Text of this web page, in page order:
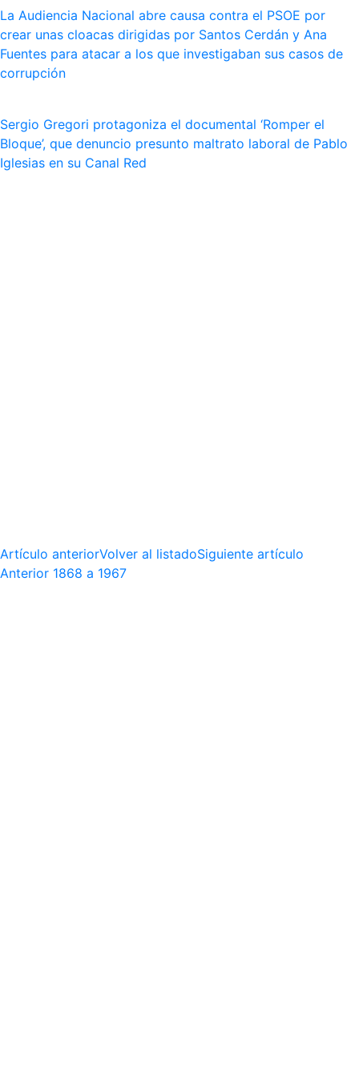
La Audiencia Nacional abre causa contra el PSOE por
crear unas cloacas dirigidas por Santos Cerdán y Ana
Fuentes para atacar a los que investigaban sus casos de
corrupción
Sergio Gregori protagoniza el documental ‘Romper el
Bloque’, que denuncio presunto maltrato laboral de Pablo
Iglesias en su Canal Red
Artículo anteriorVolver al listadoSiguiente artículo
Anterior 1868 a 1967